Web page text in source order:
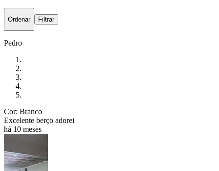
Ordenar Filtrar
Pedro
Cor: Branco
Excelente berço adorei
há 10 meses